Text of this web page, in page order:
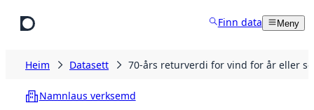
Finn data Meny
Heim Datasett 70-års returverdi for vind for år eller
Namnlaus verksemd